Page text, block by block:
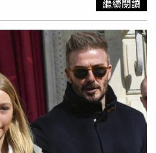
，或是在劇場中演出的舞台劇演
，甚至是1930到1940年代的銀
Eras Tour》演唱會巡演的流行歌
畫作甦醒，到身穿鮮紅連身衣穿梭
水藍色泳裝領舞，場景與造型快速
華麗風格。泰勒絲自製的酸種麵包
Taylor SwiftYT）除了絢麗的場景
是充滿驚喜。泰勒絲不僅召集了
次共演，更巧妙地致敬了她的
劇中一幕，泰勒絲接住從場外飛
繼續閱讀